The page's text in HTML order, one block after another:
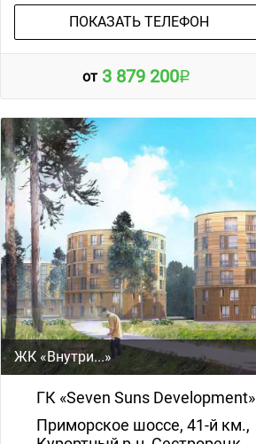
ПОКАЗАТЬ ТЕЛЕФОН
от 3 879 200
ЖК «Внутри...»
ГК «Seven Suns Development»
Приморское шоссе, 41-й км.,